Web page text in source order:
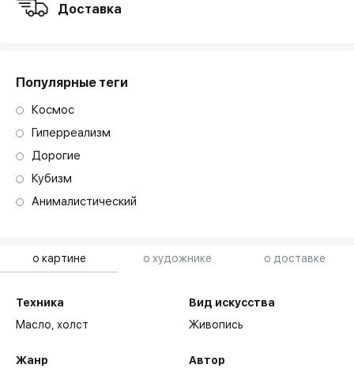
о картине о художнике о доставке
Техника
Масло,холст
Жанр
Вид искусства
Живопись
Автор
Доставка
Популярные теги
Космос
Гиперреализм
Дорогие
Кубизм
Анималистический